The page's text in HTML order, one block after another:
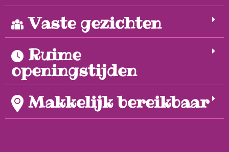
Vaste gezichten
Ruime
openingstijden
Makkelijk bereikbaar